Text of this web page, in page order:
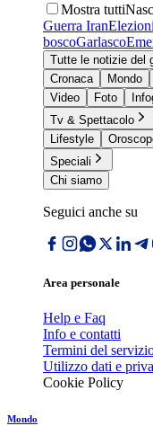
Mostra tutti
Guerra IranElezioni
boscoGarlasco
Tutte le notizie del
Cronaca
Mondo
Video
Foto
Tv & Spettacolo
Lifestyle
Speciali
Chi siamo
Seguici anche su
Area personale
Help e Faq
Info e contatti
Termini del
Utilizzo dati e
Cookie Policy
Mondo